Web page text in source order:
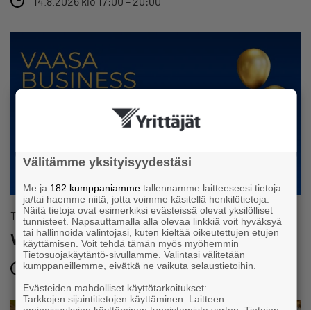
Tapahtuma
Vaasa Business Moneyfest 2026
4.9.2026 klo 12:00 – 19:00
Välitämme yksityisyydestäsi
Me ja 182 kumppaniammetallennamme laitteeseesi tietoja
ja/tai haemme niitä, jotta voimme käsitellä henkilötietoja.
Näitä tietoja ovat esimerkiksi evästeissä olevat yksilölliset
tunnisteet. Napsauttamalla alla olevaa linkkiä voit hyväksyä
tai hallinnoida valintojasi, kuten kieltää oikeutettujen etujen
käyttämisen. Voit tehdä tämän myös myöhemmin
Tietosuojakäytäntö-sivullamme. Valintasi välitetään
kumppaneillemme, eivätkä ne vaikuta selaustietoihin.
Evästeiden mahdolliset käyttötarkoitukset:
Tarkkojen sijaintitietojen käyttäminen. Laitteen